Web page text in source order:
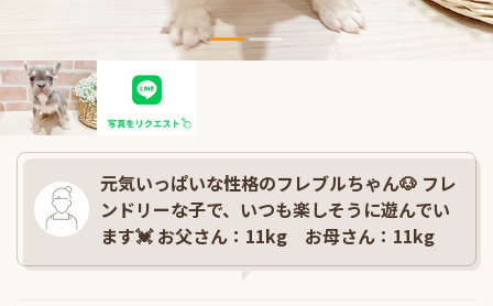
元気いっぱいな性格のフレブルちゃん🐶 フレ
ンドリーな子で、いつも楽しそうに遊んでい
ます💓 お父さん：11kg お母さん：11kg